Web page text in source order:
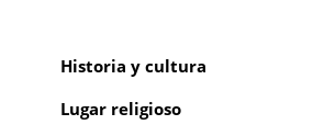
Historia y cultura
Lugar religioso